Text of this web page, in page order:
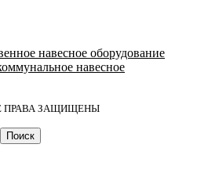
навесное оборудование
навесное
ПРАВА ЗАЩИЩЕНЫ
Поиск